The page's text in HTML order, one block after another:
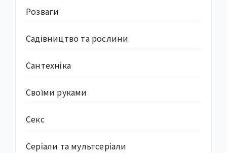
Розваги
Садівництво та рослини
Сантехніка
Своїми руками
Секс
Серіали та мультсеріали